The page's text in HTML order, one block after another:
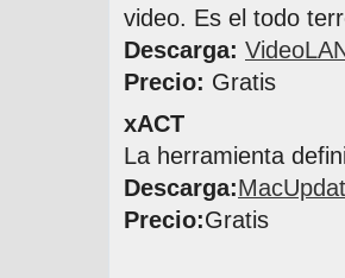
video. Es el todo
Descarga:
Precio: Gratis
xACT
La herramienta
Descarga:
Precio:Gratis